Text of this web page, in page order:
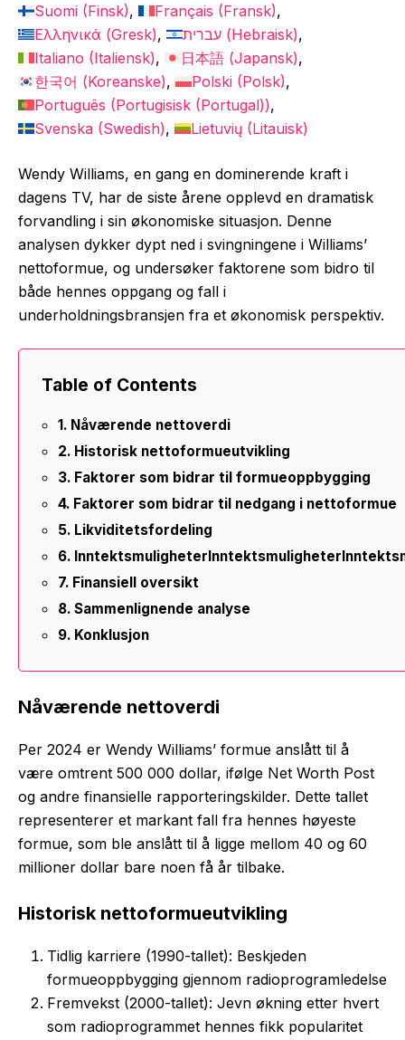
Suomi (Finsk) Français (Fransk)
Ελληνικά (Gresk) עברית (Hebraisk)
Italiano (Italiensk) 日本語 (Japansk)
한국어 (Koreanske) Polski (Polsk)
Português (Portugisisk (Portugal))
Svenska (Swedish) Lietuvių (Litauisk)
Wendy Williams, en gang en dominerende kraft i
dagens TV, har de siste årene opplevd en dramatisk
forvandling i sin økonomiske situasjon. Denne
analysen dykker dypt ned i svingningene i Williams’
nettoformue, og undersøker faktorene som bidro til
både hennes oppgang og fall i
underholdningsbransjen fra et økonomisk perspektiv.
Table of Contents
Nåværende nettoverdi
Historisk nettoformueutvikling
Faktorer som bidrar til formueoppbygging
Faktorer som bidrar til nedgang i nettoformue
Likviditetsfordeling
Finansiell oversikt
Sammenlignende analyse
Konklusjon
Nåværende nettoverdi
Per 2024 er Wendy Williams’ formue anslått til å
være omtrent 500 000 dollar, ifølge Net Worth Post
og andre finansielle rapporteringskilder. Dette tallet
representerer et markant fall fra hennes høyeste
formue, som ble anslått til å ligge mellom 40 og 60
millioner dollar bare noen få år tilbake.
Historisk nettoformueutvikling
Tidlig karriere (1990-tallet): Beskjeden
formueoppbygging gjennom radioprogramledelse
Fremvekst (2000-tallet): Jevn økning etter hvert
som radioprogrammet hennes fikk popularitet